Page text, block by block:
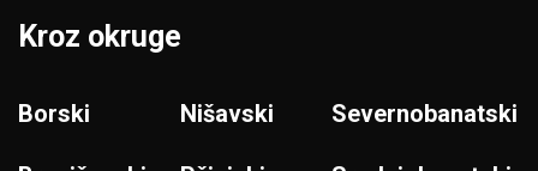
Kroz okruge
Borski Nišavski Severnobanatski